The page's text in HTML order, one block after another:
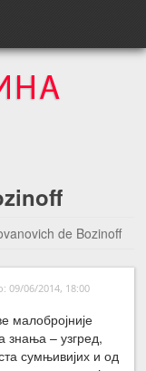
de Bozinoff
Следећа вест →
09/06/2014, 18:00
малобројније
знања – узгред,
сумњивијих и од